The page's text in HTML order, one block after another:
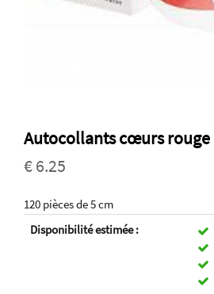
Autocollants cœurs rouge
€ 6.25
120 pièces de 5 cm
Disponibilité estimée :